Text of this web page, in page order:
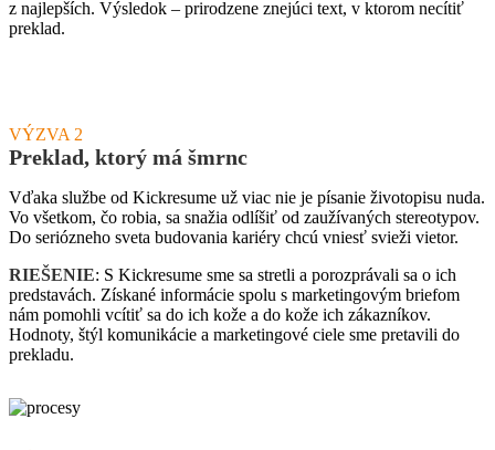
z najlepších. Výsledok – prirodzene znejúci text, v ktorom necítiť
preklad.
VÝZVA 2
Preklad, ktorý má šmrnc
Vďaka službe od Kickresume už viac nie je písanie životopisu nuda.
Vo všetkom, čo robia, sa snažia odlíšiť od zaužívaných stereotypov.
Do seriózneho sveta budovania kariéry chcú vniesť svieži vietor.
RIEŠENIE: S Kickresume sme sa stretli a porozprávali sa o ich
predstavách. Získané informácie spolu s marketingovým briefom
nám pomohli vcítiť sa do ich kože a do kože ich zákazníkov.
Hodnoty, štýl komunikácie a marketingové ciele sme pretavili do
prekladu.